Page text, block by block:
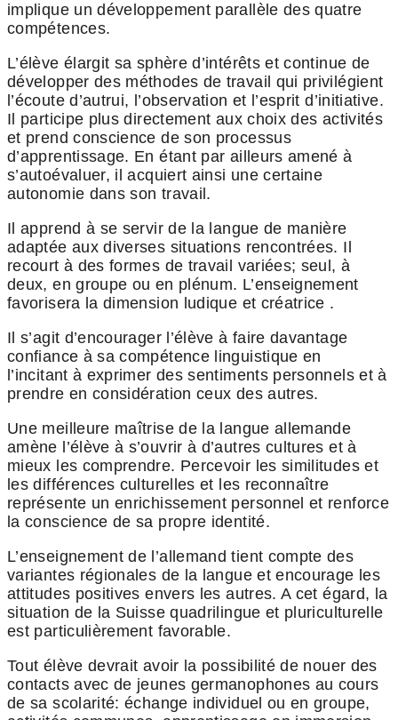
implique un développement parallèle des quatre
compétences.
L’élève élargit sa sphère d’intérêts et continue de
développer des méthodes de travail qui privilégient
l’écoute d’autrui, l’observation et l’esprit d’initiative.
Il participe plus directement aux choix des activités
et prend conscience de son processus
d’apprentissage. En étant par ailleurs amené à
s’autoévaluer, il acquiert ainsi une certaine
autonomie dans son travail.
Il apprend à se servir de la langue de manière
adaptée aux diverses situations rencontrées. Il
recourt à des formes de travail variées; seul, à
deux, en groupe ou en plénum. L’enseignement
favorisera la dimension ludique et créatrice .
Il s’agit d’encourager l’élève à faire davantage
confiance à sa compétence linguistique en
l’incitant à exprimer des sentiments personnels et à
prendre en considération ceux des autres.
Une meilleure maîtrise de la langue allemande
amène l’élève à s’ouvrir à d’autres cultures et à
mieux les comprendre. Percevoir les similitudes et
les différences culturelles et les reconnaître
représente un enrichissement personnel et renforce
la conscience de sa propre identité.
L’enseignement de l’allemand tient compte des
variantes régionales de la langue et encourage les
attitudes positives envers les autres. A cet égard, la
situation de la Suisse quadrilingue et pluriculturelle
est particulièrement favorable.
Tout élève devrait avoir la possibilité de nouer des
contacts avec de jeunes germanophones au cours
de sa scolarité: échange individuel ou en groupe,